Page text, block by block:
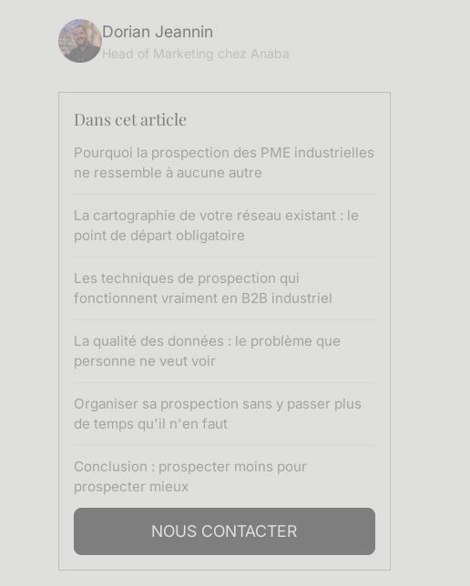
Dorian Jeannin
Head of Marketing chez Anaba
Dans cet article
Pourquoi la prospection des PME industrielles
ne ressemble à aucune autre
La cartographie de votre réseau existant : le
point de départ obligatoire
Les techniques de prospection qui
fonctionnent vraiment en B2B industriel
La qualité des données : le problème que
personne ne veut voir
Organiser sa prospection sans y passer plus
de temps qu'il n'en faut
Conclusion : prospecter moins pour
prospecter mieux
NOUS CONTACTER